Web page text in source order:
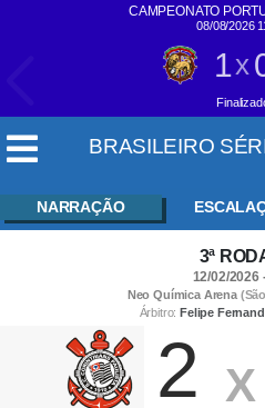
CAMPEONATO
08/08/2026
1x
BRASILEIRO
NARRAÇÃO
3ª
12/02/2026
Neo Química Arena
Árbitro: Felipe
2 X